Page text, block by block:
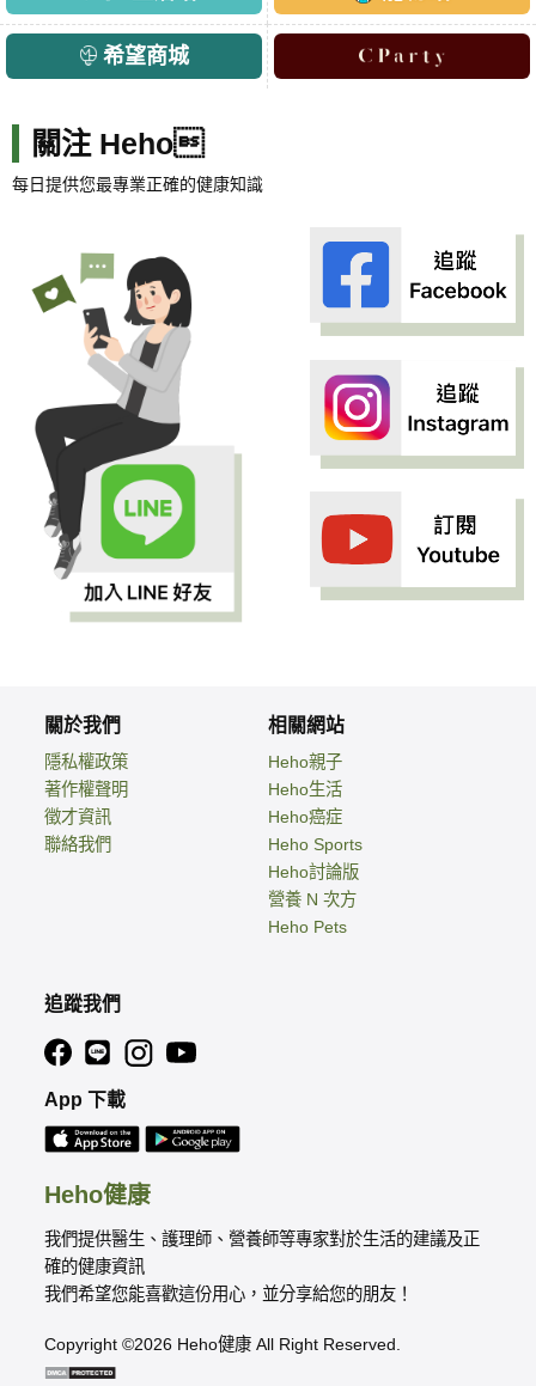
希望商城
關注 Heho
每日提供您最專業正確的健康知識
Heho健康
我們提供醫生、護理師、營養師等專家對於生活的建議及正
確的健康資訊
我們希望您能喜歡這份用心，並分享給您的朋友！
Copyright ©2026 Heho健康 All Right Reserved.
關於我們
隱私權政策
著作權聲明
徵才資訊
聯絡我們
相關網站
Heho親子
Heho生活
Heho癌症
Heho Sports
Heho討論版
營養 N 次方
Heho Pets
追蹤我們
App 下載